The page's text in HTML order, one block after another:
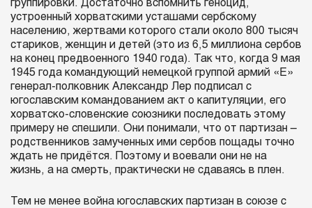
группировки. Достаточно вспомнить геноцид,
устроенный хорватскими усташами сербскому
населению, жертвами которого стали около 800 тысяч
стариков, женщин и детей (это из 6,5 миллиона сербов
на конец предвоенного 1940 года). Так что, когда 9 мая
1945 года командующий немецкой группой армий «Е»
генерал-полковник Александр Лер подписал с
югославским командованием акт о капитуляции, его
хорватско-словенские союзники последовать этому
примеру не спешили. Они понимали, что от партизан –
родственников замученных ими сербов пощады точно
ждать не придётся. Поэтому и воевали они не на
жизнь, а на смерть, практически не сдаваясь в плен.
Тем не менее война югославских партизан в союзе с